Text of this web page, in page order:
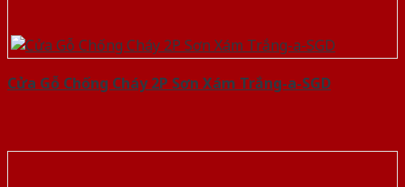
Cửa Gỗ Chống Cháy 2P Sơn Xám Trắng-a-SGD